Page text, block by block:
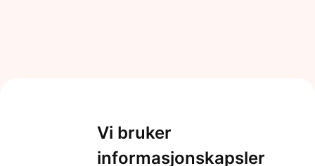
Vi bruker
informasjonskapsler
Bilde1
2 minutter